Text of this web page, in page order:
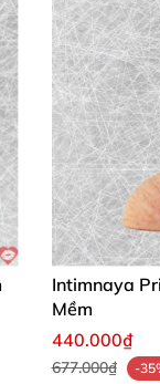
Intimnaya
Mềm
440.000₫
677.000₫ -